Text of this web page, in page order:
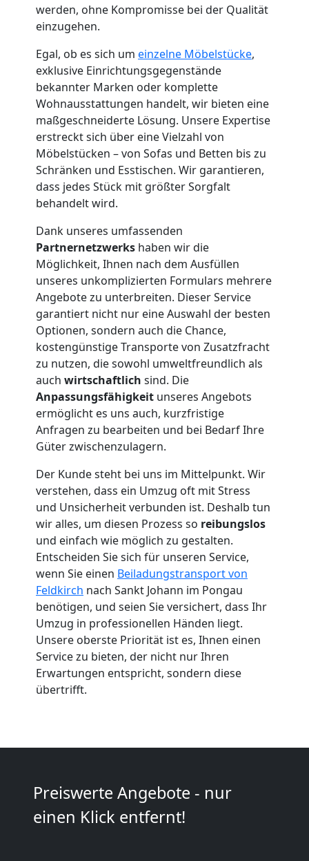
werden, ohne Kompromisse bei der Qualität
einzugehen.
Egal, ob es sich um einzelne Möbelstücke,
exklusive Einrichtungsgegenstände
bekannter Marken oder komplette
Wohnausstattungen handelt, wir bieten eine
maßgeschneiderte Lösung. Unsere Expertise
erstreckt sich über eine Vielzahl von
Möbelstücken – von Sofas und Betten bis zu
Schränken und Esstischen. Wir garantieren,
dass jedes Stück mit größter Sorgfalt
behandelt wird.
Dank unseres umfassenden
Partnernetzwerks haben wir die
Möglichkeit, Ihnen nach dem Ausfüllen
unseres unkomplizierten Formulars mehrere
Angebote zu unterbreiten. Dieser Service
garantiert nicht nur eine Auswahl der besten
Optionen, sondern auch die Chance,
kostengünstige Transporte von Zusatzfracht
zu nutzen, die sowohl umweltfreundlich als
auch wirtschaftlich sind. Die
Anpassungsfähigkeit unseres Angebots
ermöglicht es uns auch, kurzfristige
Anfragen zu bearbeiten und bei Bedarf Ihre
Güter zwischenzulagern.
Der Kunde steht bei uns im Mittelpunkt. Wir
verstehen, dass ein Umzug oft mit Stress
und Unsicherheit verbunden ist. Deshalb tun
wir alles, um diesen Prozess so reibungslos
und einfach wie möglich zu gestalten.
Entscheiden Sie sich für unseren Service,
wenn Sie einen Beiladungstransport von
Feldkirch nach Sankt Johann im Pongau
benötigen, und seien Sie versichert, dass Ihr
Umzug in professionellen Händen liegt.
Unsere oberste Priorität ist es, Ihnen einen
Service zu bieten, der nicht nur Ihren
Erwartungen entspricht, sondern diese
übertrifft.
Preiswerte Angebote - nur
einen Klick entfernt!
Feldkirch
Möbelmontage
Feldkirch
Möbeltransport
Feldkirch
Beiladung
Feldkirch
Mini
Umzug
Feldkirch
Umzug
Mann
LKW
Feldkirch
Kunsttransport
Feldkirch